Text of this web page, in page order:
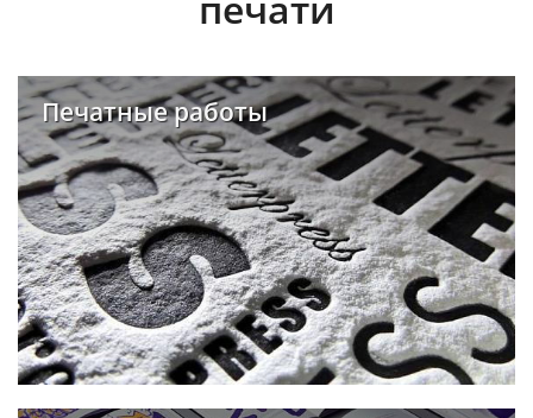
Печатные работы